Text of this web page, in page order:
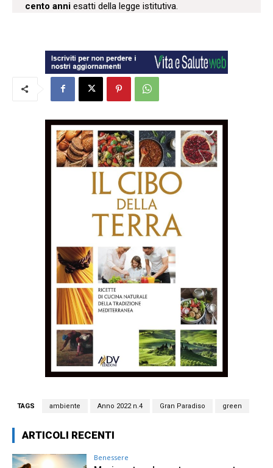
cento anni esatti della legge istitutiva.
TAGS ambiente Anno 2022 n.4 Gran Paradiso green
ARTICOLI RECENTI
Benessere